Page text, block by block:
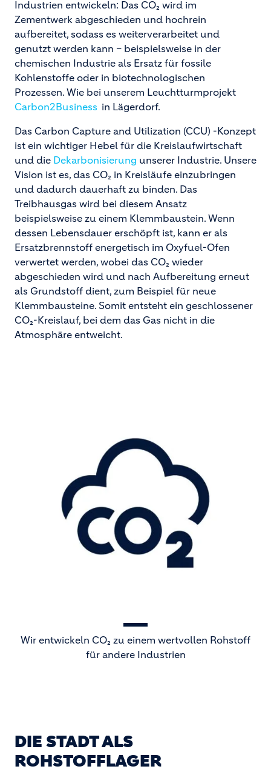
Industrien entwickeln: Das CO₂ wird im
Zementwerk abgeschieden und hochrein
aufbereitet, sodass es weiterverarbeitet und
genutzt werden kann – beispielsweise in der
chemischen Industrie als Ersatz für fossile
Kohlenstoffe oder in biotechnologischen
Prozessen. Wie bei unserem Leuchtturmprojekt
Carbon2Business in Lägerdorf.
Das Carbon Capture and Utilization (CCU) -Konzept
ist ein wichtiger Hebel für die Kreislaufwirtschaft
und die Dekarbonisierung unserer Industrie. Unsere
Vision ist es, das CO₂ in Kreisläufe einzubringen
und dadurch dauerhaft zu binden. Das
Treibhausgas wird bei diesem Ansatz
beispielsweise zu einem Klemmbaustein. Wenn
dessen Lebensdauer erschöpft ist, kann er als
Ersatzbrennstoff energetisch im Oxyfuel-Ofen
verwertet werden, wobei das CO₂ wieder
abgeschieden wird und nach Aufbereitung erneut
als Grundstoff dient, zum Beispiel für neue
Klemmbausteine. Somit entsteht ein geschlossener
CO₂-Kreislauf, bei dem das Gas nicht in die
Atmosphäre entweicht.
Wir entwickeln CO₂ zu einem wertvollen Rohstoff
für andere Industrien
DIE STADT ALS
ROHSTOFFLAGER